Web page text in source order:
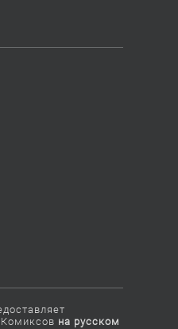
на русском